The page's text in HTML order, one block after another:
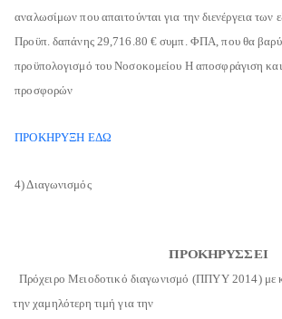
αναλωσίμων που απαιτούνται για την διενέργεια των
Προϋπ. δαπάνης 29,716.80 € συμπ. ΦΠΑ, που θα
προϋπολογισμό τουΝοσοκομείου Η αποσφράγιση
προσφορών
ΠΡΟΚΗΡΥΞΗ ΕΔΩ
4) Διαγωνισμός
ΠΡΟΚΗΡΥΣΣΕΙ
Πρόχειρο Μειοδοτικό διαγωνισμό (ΠΠΥΥ 2014) με
την χαμηλότερη τιμήγια την